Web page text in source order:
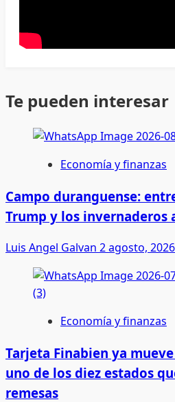
Te pueden interesar
Economía y finanzas
Campo duranguense:
Trump y los invernaderos
Luis Angel Galvan 2 agosto, 2026
Economía y finanzas
Tarjeta Finabien ya
uno de los diez estados
remesas